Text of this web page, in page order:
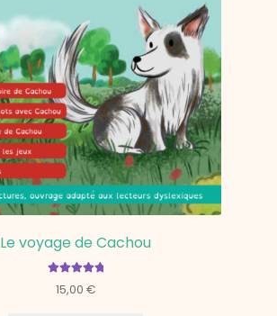
Le voyage de Cachou
sur 5
15,00 €